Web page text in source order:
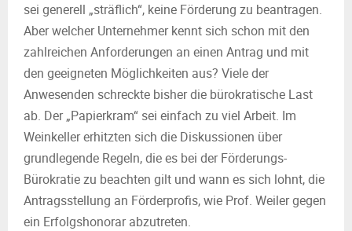
sei generell „sträflich“, keine Förderung zu beantragen.
Aber welcher Unternehmer kennt sich schon mit den
zahlreichen Anforderungen an einen Antrag und mit
den geeigneten Möglichkeiten aus? Viele der
Anwesenden schreckte bisher die bürokratische Last
ab. Der „Papierkram“ sei einfach zu viel Arbeit. Im
Weinkeller erhitzten sich die Diskussionen über
grundlegende Regeln, die es bei der Förderungs-
Bürokratie zu beachten gilt und wann es sich lohnt, die
Antragsstellung an Förderprofis, wie Prof. Weiler gegen
ein Erfolgshonorar abzutreten.